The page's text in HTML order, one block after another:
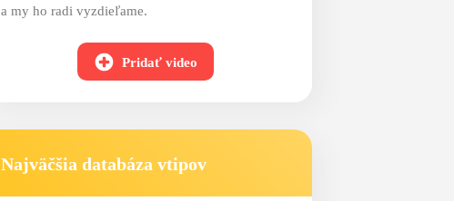
a my ho radi vyzdieľame.
Pridať video
Najväčšia databáza vtipov